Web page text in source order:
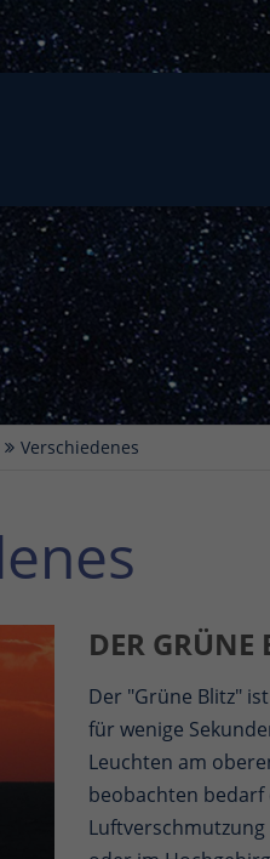
Verschiedenes
DER GRÜNE
Der "Grüne Blitz"
für wenige
Leuchten am
beobachten bedarf